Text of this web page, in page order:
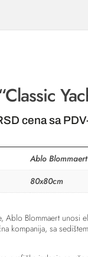
cena sa
Ablo Blommaert
80x80cm
Blommaert unosi
kompanija, sa